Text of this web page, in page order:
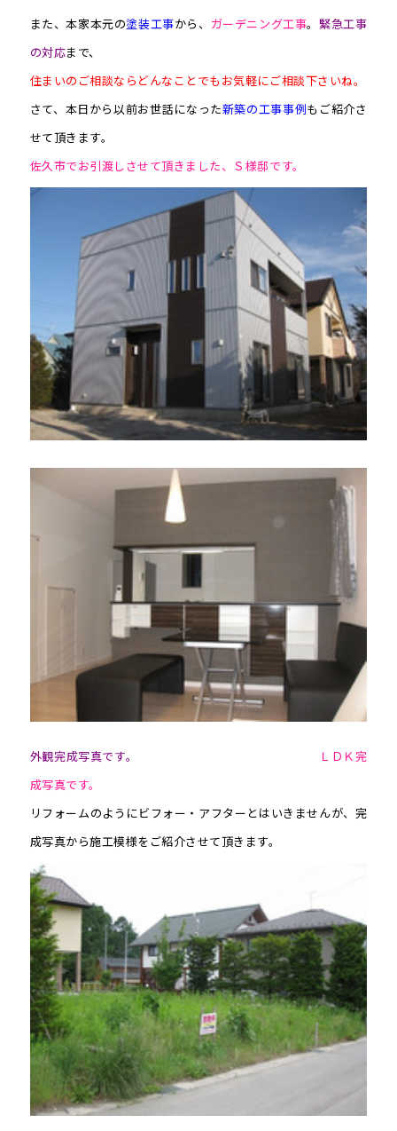
また、本家本元の塗装工事から、 ガーデニング工事。緊急工事
の対応まで、
住まいのご相談ならどんなことでもお気軽にご相談下さいね。
さて、本日から以前お世話になった新築の工事事例もご紹介さ
せて頂きます。
佐久市でお引渡しさせて頂きました、Ｓ様邸です。
外観完成写真です。 ＬＤＫ完
成写真です。
リフォームのようにビフォー・アフターとはいきませんが、完
成写真から施工模様をご紹介させて頂きます。